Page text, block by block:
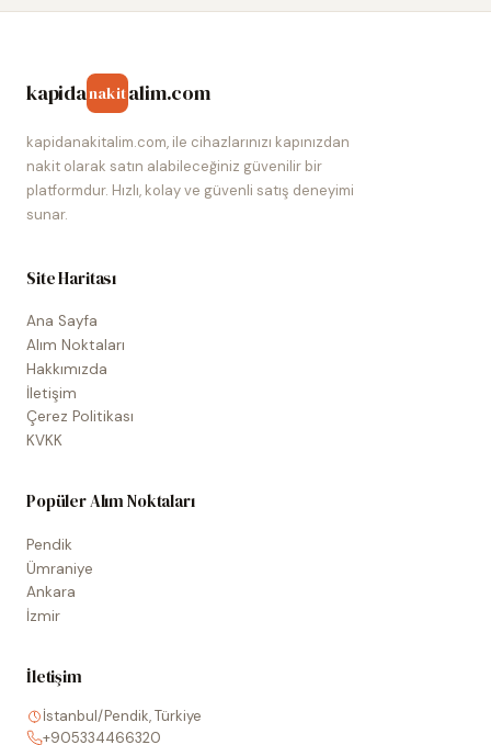
kapidanakitalim.com
kapidanakitalim.com, ile cihazlarınızı kapınızdan
nakit olarak satın alabileceğiniz güvenilir bir
platformdur. Hızlı, kolay ve güvenli satış deneyimi
sunar.
Site Haritası
Ana Sayfa
Alım Noktaları
Hakkımızda
İletişim
Çerez Politikası
KVKK
Popüler Alım Noktaları
Pendik
Ümraniye
Ankara
İzmir
İletişim
İstanbul/Pendik, Türkiye
+905334466320